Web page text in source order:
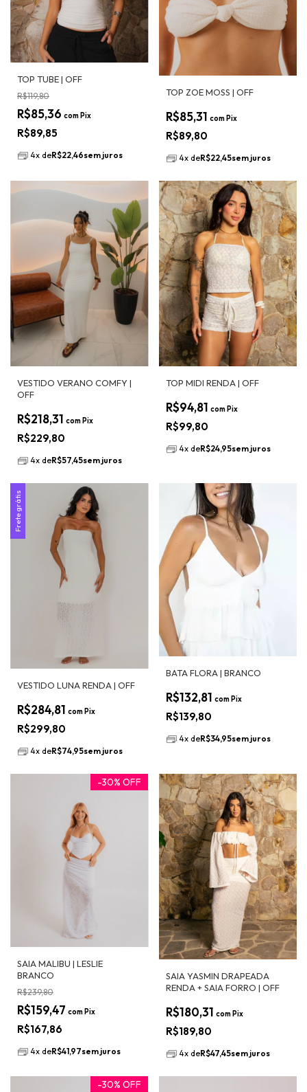
TOP TUBE | OFF
R$89,85
R$119,80
R$85,36 com Pix
4x deR$22,46sem juros
TOP ZOE MOSS | OFF
R$89,80
R$85,31 comPix
4x deR$22,45sem juros
VESTIDO VERANO COMFY |
OFF
R$229,80
R$218,31 comPix
4x deR$57,45sem juros
TOP MIDI RENDA | OFF
R$99,80
R$94,81 comPix
4x deR$24,95sem juros
Frete grátis
VESTIDO LUNA RENDA | OFF
R$299,80
R$284,81 com Pix
4x deR$74,95sem juros
BATA FLORA | BRANCO
R$139,80
R$132,81 comPix
4x deR$34,95sem juros
SAIA MALIBU | LESLIE
BRANCO
R$167,86
-30% OFF
R$239,80
R$159,47 com Pix
4x deR$41,97sem juros
SAIA YASMIN DRAPEADA
RENDA + SAIA FORRO | OFF
R$189,80
R$180,31 com Pix
4x deR$47,45sem juros
-30% OFF